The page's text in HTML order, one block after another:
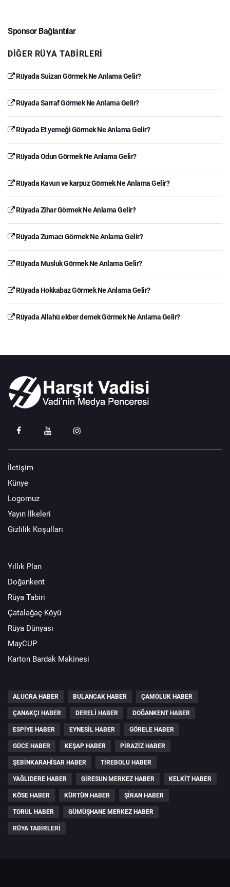
Sponsor Bağlantılar
DIĞER RÜYA TABIRLERI
Rüyada Suizan Görmek Ne Anlama Gelir?
Rüyada Sarraf Görmek Ne Anlama Gelir?
Rüyada Et yemeği Görmek Ne Anlama Gelir?
Rüyada Odun Görmek Ne Anlama Gelir?
Rüyada Kavun ve karpuz Görmek Ne Anlama Gelir?
Rüyada Zihar Görmek Ne Anlama Gelir?
Rüyada Zurnacı Görmek Ne Anlama Gelir?
Rüyada Musluk Görmek Ne Anlama Gelir?
Rüyada Hokkabaz Görmek Ne Anlama Gelir?
Rüyada Allahü ekber demek Görmek Ne Anlama Gelir?
İletişim
Künye
Logomuz
Yayın İlkeleri
Gizlilik Koşulları
Yıllık Plan
Doğankent
Rüya Tabiri
Çatalağaç Köyü
Rüya Dünyası
MayCUP
Karton Bardak Makinesi
ALUCRA HABER BULANCAK HABER ÇAMOLUK HABER
ÇANAKÇI HABER DERELI HABER DOĞANKENT HABER
ESPIYE HABER EYNESIL HABER GÖRELE HABER
GÜCE HABER KEŞAP HABER PIRAZIZ HABER
ŞEBINKARAHISAR HABER TIREBOLU HABER
YAĞLIDERE HABER GIRESUN MERKEZ HABER KELKIT HABER
KÖSE HABER KÜRTÜN HABER ŞIRAN HABER
TORUL HABER GÜMÜŞHANE MERKEZ HABER
RÜYA TABIRLERI